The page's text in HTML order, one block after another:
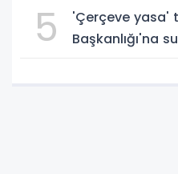
5
'Çerçeve yasa'
Başkanlığı'na